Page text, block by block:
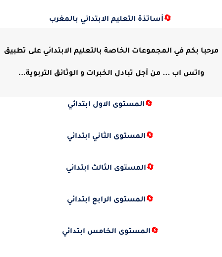
🔄أساتذة التعليم الابتدائي بالمغرب
مرحبا بكم في المجموعات الخاصة بالتعليم الابتدائي على تطبيق
واتس اب ... من أجل تبادل الخبرات و الوثائق التربوية...
🔄المستوى الاول ابتدائي
🔄المستوى الثاني ابتدائي
🔄المستوى الثالث ابتدائي
🔄المستوى الرابع ابتدائي
🔄المستوى الخامس ابتدائي